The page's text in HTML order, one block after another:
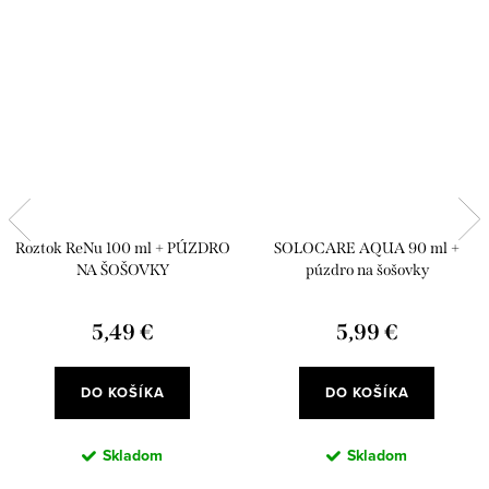
Roztok ReNu 100 ml + PÚZDRO
NA ŠOŠOVKY
5,49 €
DO KOŠÍKA
Skladom
SOLOCARE AQUA 90 ml +
púzdro na šošovky
5,99 €
DO KOŠÍKA
Skladom